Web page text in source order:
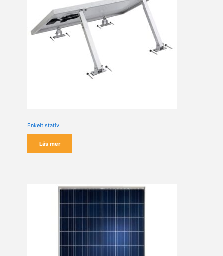
Enkelt stativ
Läs mer